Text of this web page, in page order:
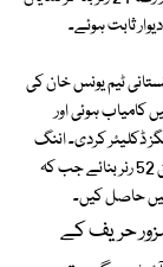
ثابت ہوئے۔
ٹیم یونس خان کی
کامیاب ہوئی اور
کے نقصان پر 419 رنز بنا کر اننگز ڈکلیئر کردی۔ اننگ
کے دوران مصباح الحق نے 200، عدنان اکمل 64، مصباح الحق 52 رنر بنائے جب کہ
حریف کے